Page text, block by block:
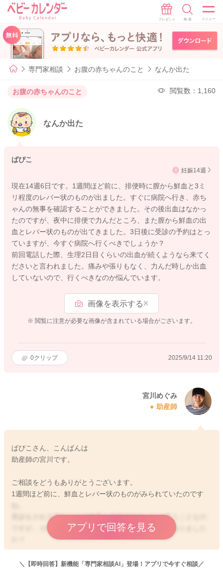
専門家相談 お腹の赤ちゃんのこと なんか出た
お腹の赤ちゃんのこと 閲覧数：1,160
なんか出た
ぱぴこ
妊娠14週
現在14週6日です。1週間ほど前に、排便時に膣から鮮血と3ミ
リ程度のレバー状のものが出ました。すぐに病院へ行き、赤ち
ゃんの無事を確認することができました。その後出血はなかっ
たのですが、夜中に排便で力んだところ、また膣から鮮血の出
血とレバー状のものが出てきました。3日後に受診の予約はとっ
ていますが、今すぐ病院へ行くべきでしょうか？
前回電話した際、生理2日目くらいの出血が続くようなら来てく
ださいと言われました。痛みや張りもなく、力んだ時しか出血
していないので、行くべきなのか悩んでいます。
画像を表示する※
※ 閲覧に注意が必要な画像が含まれている場合がございます。
0クリップ 2025/9/14 11:20
宮川めぐみ
助産師
ぱぴこさん、こんばんは
助産師の宮川です。
ご相談をどうもありがとうございます。
1週間ほど前に、鮮血とレバー状のものがみられていたのです
受診をされて赤ちゃんの無事を確認できていたと言うことなの
ですが、その時にどこからの出血なのかなどお話はありました
今回も同じところからの出血の可能性があるのではと思いまし
た。
アプリで回答を見る
＼【即時回答】新機能「専門家相談AI」登場！アプリで今すぐ相談／